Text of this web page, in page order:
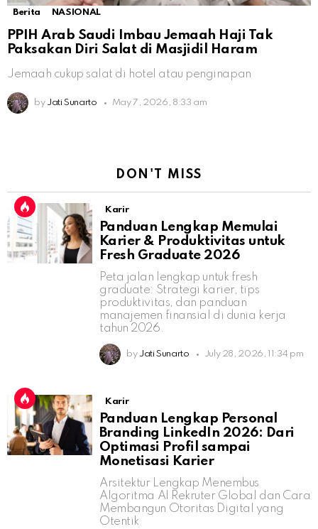
Berita NASIONAL
PPIH Arab Saudi Imbau Jemaah Haji Tak
Paksakan Diri Salat di Masjidil Haram
Jemaah cukup salat di hotel atau penginapan
by Jati Sunarto May 7, 2026, 8:33 am
DON'T MISS
Karir
Panduan Lengkap Memulai
Karier & Produktivitas untuk
Fresh Graduate 2026
Peta jalan lengkap untuk fresh
graduate: Strategi karier, tips
produktivitas, dan panduan
manajemen finansial di dunia kerja
tahun 2026.
by Jati Sunarto July 28, 2026, 11:34 pm
Karir
Panduan Lengkap Personal
Branding LinkedIn 2026: Dari
Optimasi Profil sampai
Monetisasi Karier
Arsitektur Lengkap Menembus
Algoritma AI Rekruter Global dan Cara
Membangun Otoritas Digital yang
Otentik